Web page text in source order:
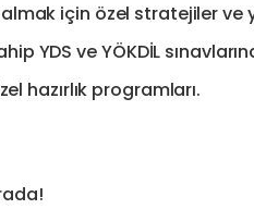
için özel stratejiler ve
YDS ve YÖKDİL
hazırlık programları.